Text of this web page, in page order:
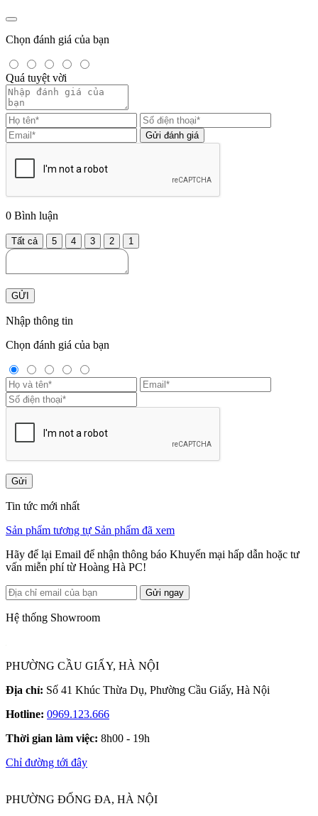
Chọn đánh giá của bạn
Quá tuyệt vời
Gửi đánh giá
0 Bình luận
Tất cả 5 4 3 2 1
GỬI
Nhập thông tin
Chọn đánh giá của bạn
Gửi
Tin tức mới nhất
Sản phẩm tương tự Sản phẩm đã xem
Hãy để lại Email để nhận thông báo Khuyến mại hấp dẫn hoặc tư
vấn miễn phí từ Hoàng Hà PC!
Gửi ngay
Hệ thống Showroom
PHƯỜNG CẦU GIẤY, HÀ NỘI
Địa chỉ: Số 41 Khúc Thừa Dụ, Phường Cầu Giấy, Hà Nội
Hotline: 0969.123.666
Thời gian làm việc: 8h00 - 19h
Chỉ đường tới đây
PHƯỜNG ĐỐNG ĐA, HÀ NỘI